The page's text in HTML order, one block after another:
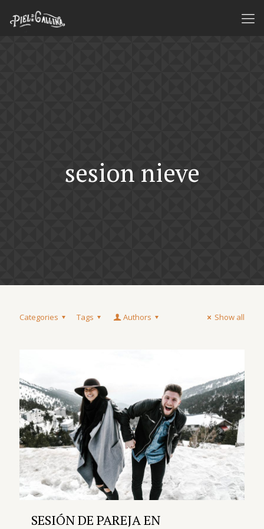
sesion nieve
Categories Tags Authors Show all
SESIÓN DE PAREJA EN